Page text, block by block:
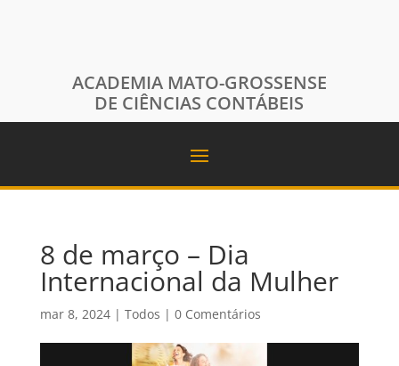
ACADEMIA MATO-GROSSENSE
DE CIÊNCIAS CONTÁBEIS
8 de março – Dia
Internacional da Mulher
mar 8, 2024| Todos | 0 Comentários